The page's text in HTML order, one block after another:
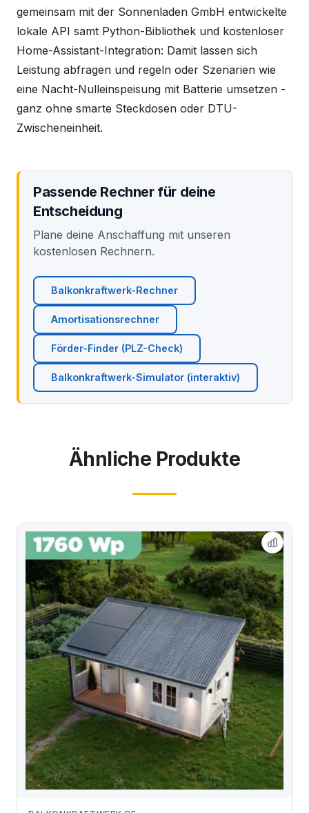
gemeinsam mit der Sonnenladen GmbH entwickelte
lokale API samt Python-Bibliothek und kostenloser
Home-Assistant-Integration: Damit lassen sich
Leistung abfragen und regeln oder Szenarien wie
eine Nacht-Nulleinspeisung mit Batterie umsetzen -
ganz ohne smarte Steckdosen oder DTU-
Zwischeneinheit.
Passende Rechner für deine
Entscheidung
Plane deine Anschaffung mit unseren
kostenlosen Rechnern.
Balkonkraftwerk-Rechner
Amortisationsrechner
Förder-Finder (PLZ-Check)
Balkonkraftwerk-Simulator (interaktiv)
Ähnliche Produkte